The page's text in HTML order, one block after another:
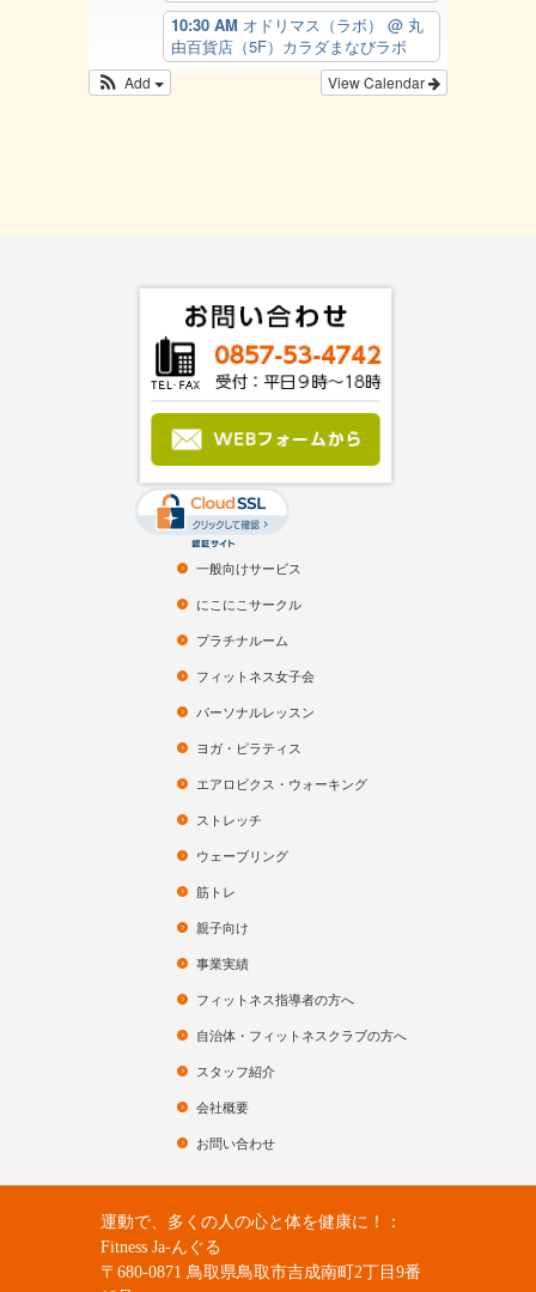
10:30 AM オドリマス（ラボ） @ 丸
由百貨店（5F）カラダまなびラボ
View Calendar
Add
一般向けサービス
にこにこサークル
プラチナルーム
フィットネス女子会
パーソナルレッスン
ヨガ・ピラティス
エアロビクス・ウォーキング
ストレッチ
ウェーブリング
筋トレ
親子向け
事業実績
フィットネス指導者の方へ
自治体・フィットネスクラブの方へ
スタッフ紹介
会社概要
お問い合わせ
運動で、多くの人の心と体を健康に！：
Fitness Ja-んぐる
〒680-0871 鳥取県鳥取市吉成南町2丁目9番